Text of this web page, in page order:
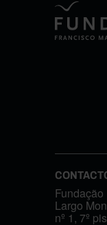
Largo
nº 1, 7º